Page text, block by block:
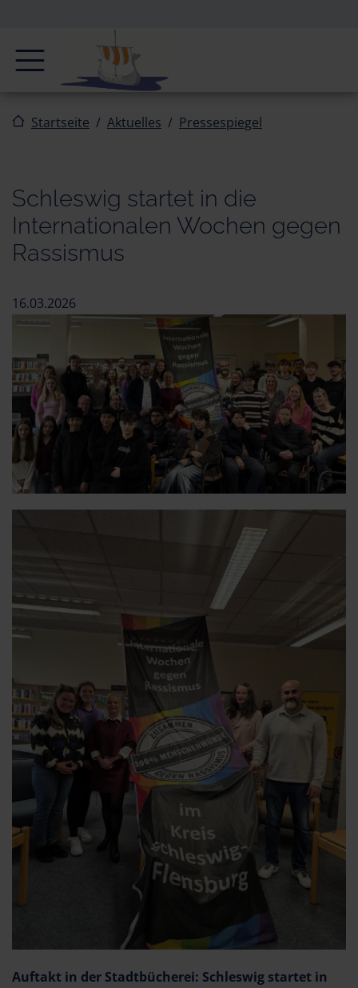
Navigation
Startseite Aktuelles Pressespiegel
Schleswig startet in die
Internationalen Wochen gegen
Rassismus
16.03.2026
Auftakt in der Stadtbücherei: Schleswig startet in